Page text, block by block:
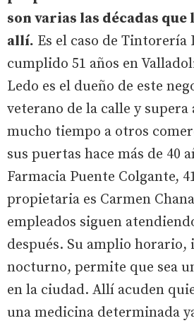
son varias las décadas
allí. Es el caso de Tintorería
cumplido 51 años en
Ledo es el dueño de este
veterano de la calle y
mucho tiempo a otros
sus puertas hace más de 40
Farmacia Puente Colgante,
propietaria es Carmen
empleados siguen
después. Su amplio horario,
nocturno, permite que sea
en la ciudad. Allí acuden
una medicina determinada